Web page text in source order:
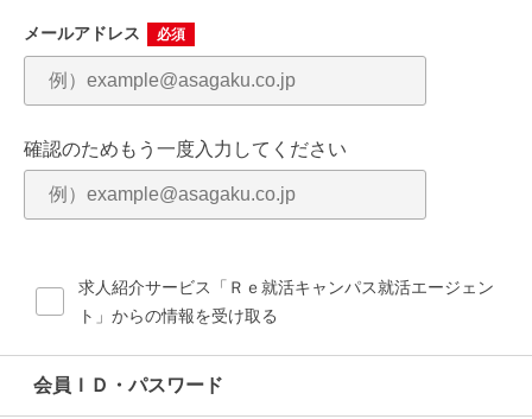
都道府県 必須
市区町村・町名 必須
メールアドレス 必須
確認のためもう一度入力してください
求人紹介サービス「Ｒｅ就活キャンパス就活エージェン
ト」からの情報を受け取る
会員ＩＤ・パスワード